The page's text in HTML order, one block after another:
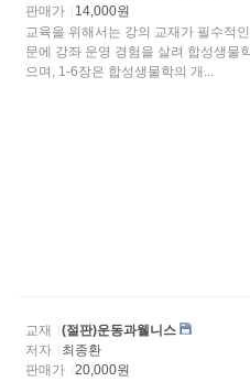
판매가
14,000원
교육을 위해서는 강의 교재가 필수적
문에 강좌 운영 경험을 살려 합성생물
으며, 1-6장은 합성생물학의 개...
교재
(절판)운동과웰니스
저자
최종환
판매가
20,000원